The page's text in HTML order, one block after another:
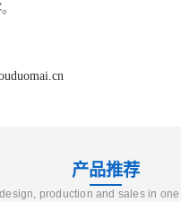
产品推荐
production and sales in